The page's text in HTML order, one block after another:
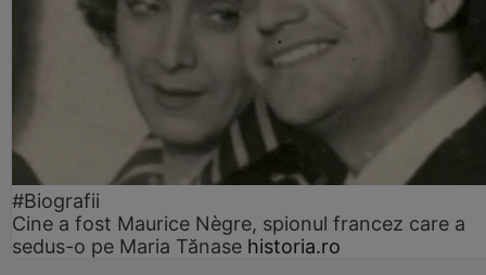
#Biografii
Cine a fost Maurice Nègre, spionul francez care a
sedus-o pe Maria Tănase historia.ro